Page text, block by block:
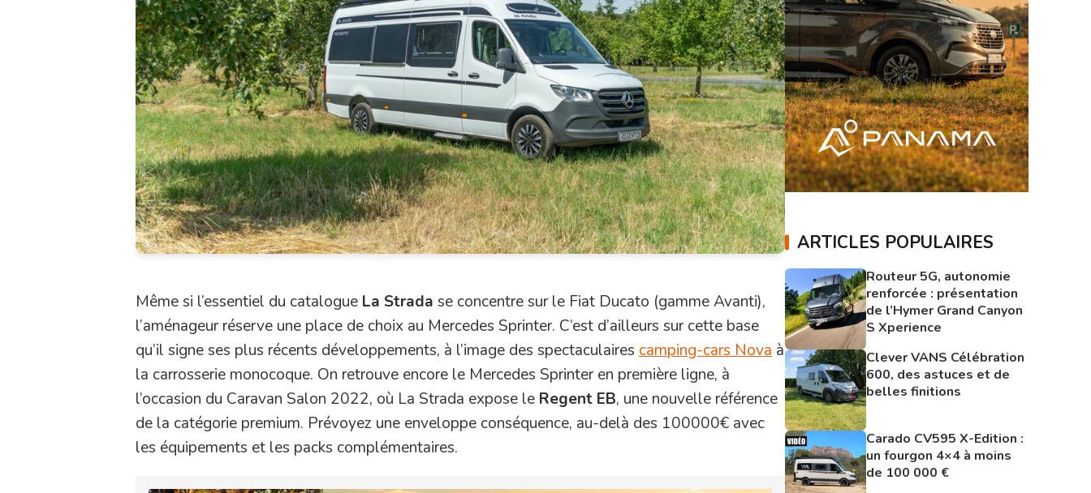
Même si l’essentiel du catalogue La Strada se concentre sur le Fiat Ducato (gamme Avanti),
l’aménageur réserve une place de choix au Mercedes Sprinter. C’est d’ailleurs sur cette base
qu’il signe ses plus récents développements, à l’image des spectaculaires camping-cars Nova à
la carrosserie monocoque. On retrouve encore le Mercedes Sprinter en première ligne, à
l’occasion du Caravan Salon 2022, où La Strada expose le Regent EB, une nouvelle référence
de la catégorie premium. Prévoyez une enveloppe conséquence, au-delà des 100000€ avec
les équipements et les packs complémentaires.
ARTICLES POPULAIRES
Routeur 5G, autonomie
renforcée : présentation
de l’Hymer Grand Canyon
S Xperience
Clever VANS Célébration
600, des astuces et de
belles finitions
Carado CV595 X-Edition :
un fourgon 4×4 à moins
de 100 000 €